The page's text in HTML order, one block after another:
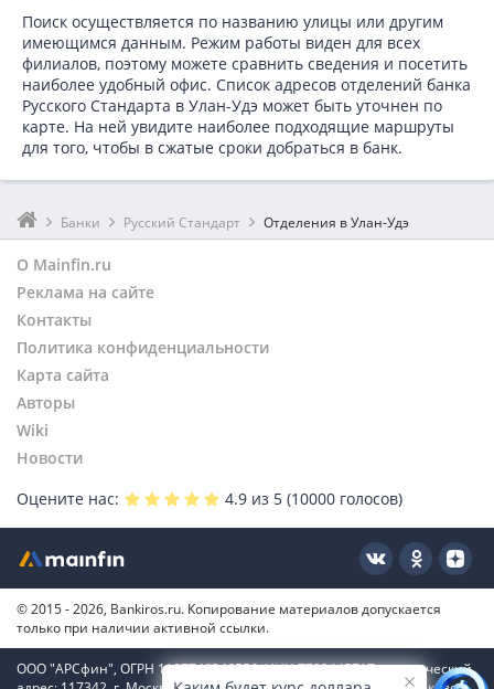
Поиск осуществляется по названию улицы или другим
имеющимся данным. Режим работы виден для всех
филиалов, поэтому можете сравнить сведения и посетить
наиболее удобный офис. Список адресов отделений банка
Русского Стандарта в Улан-Удэ может быть уточнен по
карте. На ней увидите наиболее подходящие маршруты
для того, чтобы в сжатые сроки добраться в банк.
Банки Русский Стандарт Отделения в Улан-Удэ
О Mainfin.ru
Реклама на сайте
Контакты
Политика конфиденциальности
Карта сайта
Авторы
Wiki
Новости
Оцените нас:
4.9 из 5 (10000 голосов)
© 2015 - 2026, Bankiros.ru. Копирование материалов допускается
только при наличии активной ссылки.
ООО "АРСфин", ОГРН 1187746346556, ИНН 7722445717, юридический